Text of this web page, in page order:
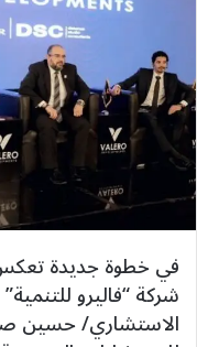
في خطوة جديدة تعكس
شركة “فاليرو
الاستشاري/ حسين